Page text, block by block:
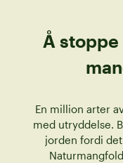
Å
En million arter
med utryddelse.
jorden fordi